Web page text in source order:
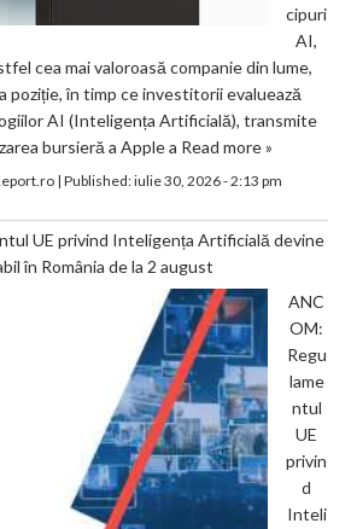
cipuri
AI,
cea mai valoroasă companie din lume,
poziție, în timp ce investitorii evaluează
AI (Inteligența Artificială), transmite
bursieră a Apple a Read more »
| Published:iulie 30, 2026 - 2:13 pm
UE privind Inteligența Artificială devine
în România de la 2 august
ANC
OM:
Regu
lame
ntul
UE
privin
d
Inteli